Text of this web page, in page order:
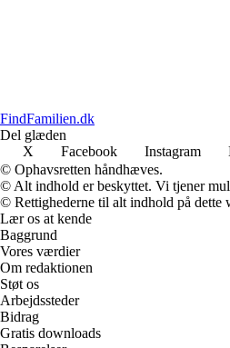
FindFamilien.dk
Del glæden
X
Facebook Instagram
© Ophavsretten håndhæves.
© Alt indhold er beskyttet. Vi tjener
© Rettighederne til alt indhold på dette
Lær os at kende
Baggrund
Vores værdier
Om redaktionen
Støt os
Arbejdssteder
Bidrag
Gratis downloads